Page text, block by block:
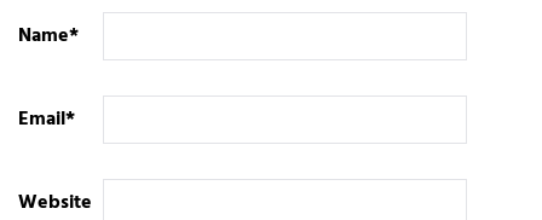
Name*
Email*
Website